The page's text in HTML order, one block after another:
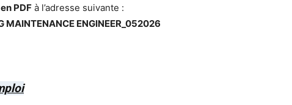
PDF à l’adresse suivante :
MAINTENANCE ENGINEER_052026